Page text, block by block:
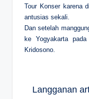
Tour Konser karena
antusias sekali.
Dan setelah
ke Yogyakarta
Kridosono.
Langganan